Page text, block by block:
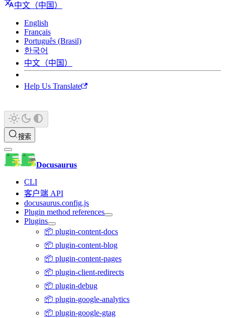
中文（中国）
English
Français
Português (Brasil)
한국어
中文（中国）
Help Us Translate
搜索
Docusaurus
CLI
客户端 API
docusaurus.config.js
Plugin method references
Plugins
📦 plugin-content-docs
📦 plugin-content-blog
📦 plugin-content-pages
📦 plugin-client-redirects
📦 plugin-debug
📦 plugin-google-analytics
📦 plugin-google-gtag